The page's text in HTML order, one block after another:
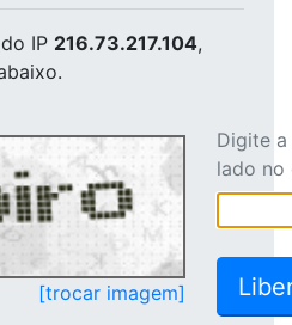
do IP 216.73.217.104,
[trocar imagem]
Digite
lado no